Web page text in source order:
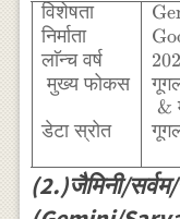
\begin{array}
{|l|l|l|l|} \hline
\text{विशेषता} &
\text{Gemini} &
AI} &
\\ \text{निर्माता}
& \text{Google}
विशेषता
निर्माता
लाॅन्च वर्ष
मुख्य फोकस
डेटा स्रोत
&
(2.)जैमिनी/